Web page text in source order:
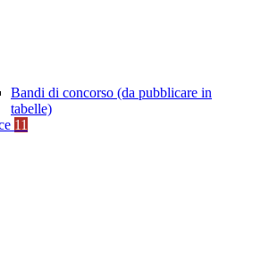
Bandi di concorso (da pubblicare in
tabelle)
11